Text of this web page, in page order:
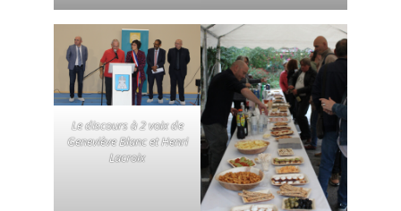
Le discours à 2 voix de
Geneviève Blanc et Henri
Lacroix